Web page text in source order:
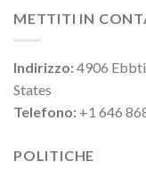
METTITI IN
Indirizzo:4906
States
Telefono: +1 646
POLITICHE